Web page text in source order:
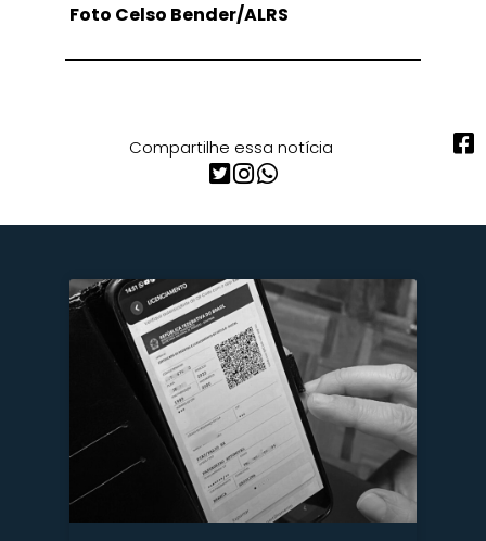
Foto Celso Bender/ALRS
Compartilhe essa notícia